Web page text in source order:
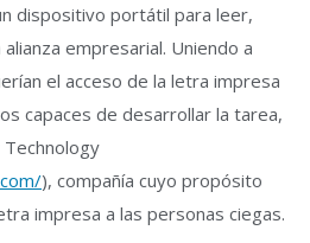
dispositivo portátil para leer,
empresarial. Uniendo a
el acceso de la letra impresa
capaces de desarrollar la tarea,
), compañía cuyo propósito
impresa a las personas ciegas.